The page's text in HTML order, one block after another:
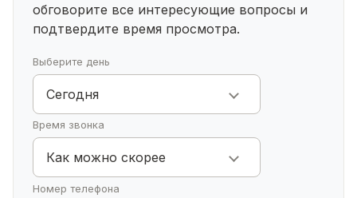
обговорите все интересующие вопросы и
подтвердите время просмотра.
Выберите день
Сегодня
Время звонка
Как можно скорее
Номер телефона